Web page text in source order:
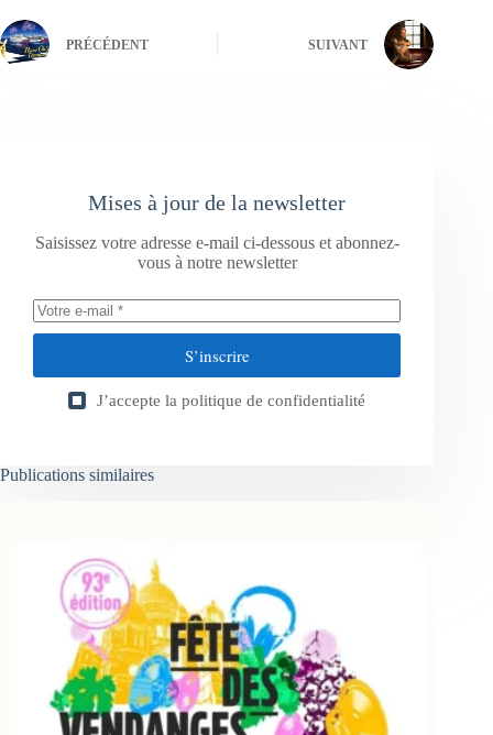
PRÉCÉDENT SUIVANT
Mises à jour de la newsletter
Saisissez votre adresse e-mail ci-dessous et abonnez-
vous à notre newsletter
S’inscrire
J’accepte la politique de confidentialité
Publications similaires